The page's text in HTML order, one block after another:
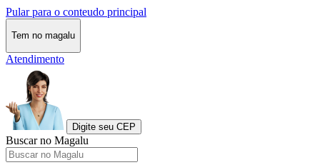
Pular para o conteudo principal
Tem no magalu
Atendimento
Digite seu CEP
Buscar no Magalu